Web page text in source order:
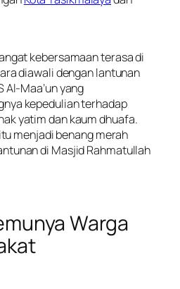
kebersamaan terasa di
diawali dengan lantunan
Al-Maa’un yang
kepedulian terhadap
yatim dan kaum dhuafa.
menjadi benang merah
di Masjid Rahmatullah
Warga